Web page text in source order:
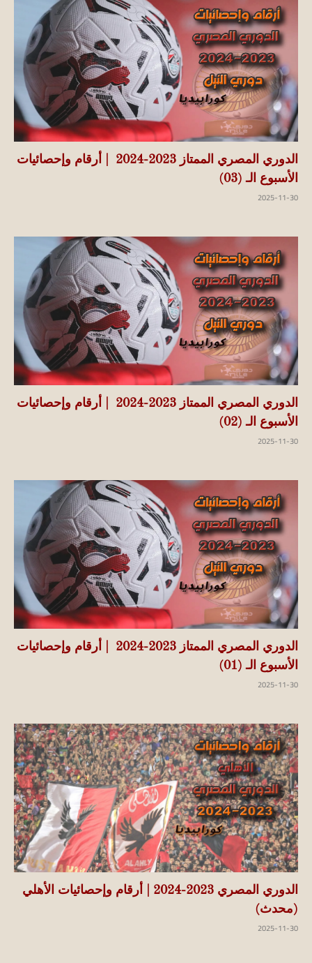
الدوري المصري الممتاز 2023-2024 | أرقام وإحصائيات
الأسبوع الـ (03)
2025-11-30
الدوري المصري الممتاز 2023-2024 | أرقام وإحصائيات
الأسبوع الـ (02)
2025-11-30
الدوري المصري الممتاز 2023-2024 | أرقام وإحصائيات
الأسبوع الـ (01)
2025-11-30
الدوري المصري 2023-2024 | أرقام وإحصائيات الأهلي
(محدث)
2025-11-30